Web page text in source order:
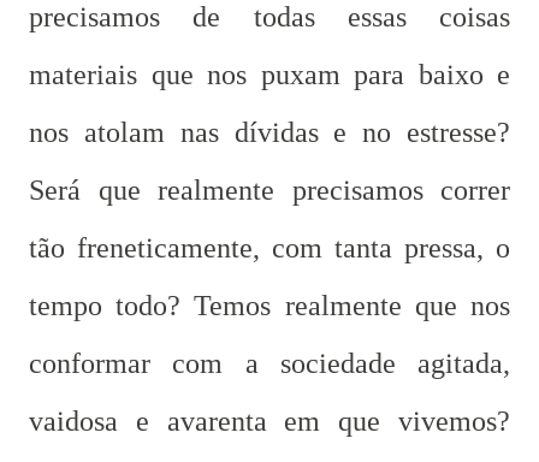
precisamos de todas essas coisas
materiais que nos puxam para baixo e
nos atolam nas dívidas e no estresse?
Será que realmente precisamos correr
tão freneticamente, com tanta pressa, o
tempo todo? Temos realmente que nos
conformar com a sociedade agitada,
vaidosa e avarenta em que vivemos?